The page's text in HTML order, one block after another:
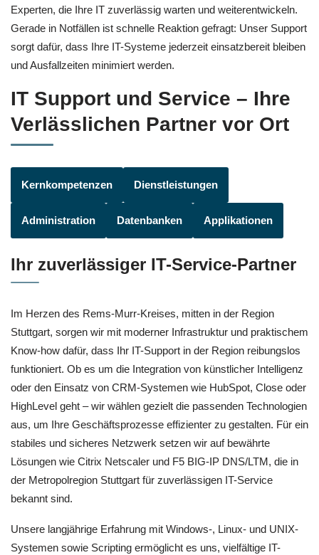
Experten, die Ihre IT zuverlässig warten und weiterentwickeln.
Gerade in Notfällen ist schnelle Reaktion gefragt: Unser Support
sorgt dafür, dass Ihre IT-Systeme jederzeit einsatzbereit bleiben
und Ausfallzeiten minimiert werden.
IT Support und Service – Ihre
Verlässlichen Partner vor Ort
Kernkompetenzen Dienstleistungen
Administration Datenbanken Applikationen
Ihr zuverlässiger IT-Service-Partner
Im Herzen des Rems-Murr-Kreises, mitten in der Region
Stuttgart, sorgen wir mit moderner Infrastruktur und praktischem
Know-how dafür, dass Ihr IT-Support in der Region reibungslos
funktioniert. Ob es um die Integration von künstlicher Intelligenz
oder den Einsatz von CRM-Systemen wie HubSpot, Close oder
HighLevel geht – wir wählen gezielt die passenden Technologien
aus, um Ihre Geschäftsprozesse effizienter zu gestalten. Für ein
stabiles und sicheres Netzwerk setzen wir auf bewährte
Lösungen wie Citrix Netscaler und F5 BIG-IP DNS/LTM, die in
der Metropolregion Stuttgart für zuverlässigen IT-Service
bekannt sind.
Unsere langjährige Erfahrung mit Windows-, Linux- und UNIX-
Systemen sowie Scripting ermöglicht es uns, vielfältige IT-